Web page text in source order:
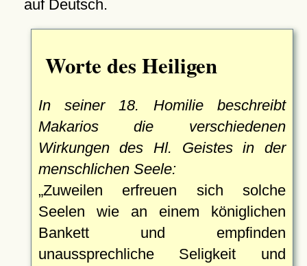
auf Deutsch.
Worte des Heiligen
In seiner 18. Homilie beschreibt
Makarios die verschiedenen
Wirkungen des Hl. Geistes in der
menschlichen Seele:
Zuweilen erfreuen sich solche
Seelen wie an einem königlichen
Bankett und empfinden
unaussprechliche Seligkeit und